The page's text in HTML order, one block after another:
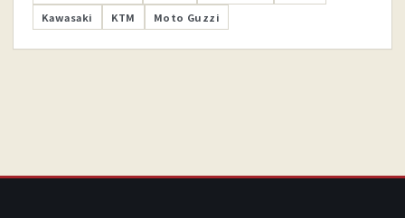
Kawasaki
KTM Moto Guzzi